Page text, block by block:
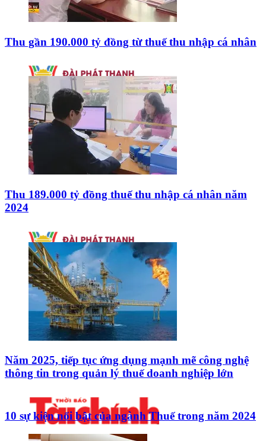
Thu gần 190.000 tỷ đồng từ thuế thu nhập cá nhân
Thu 189.000 tỷ đồng thuế thu nhập cá nhân năm
2024
Năm 2025, tiếp tục ứng dụng mạnh mẽ công nghệ
thông tin trong quản lý thuế doanh nghiệp lớn
10 sự kiện nổi bật của ngành Thuế trong năm 2024